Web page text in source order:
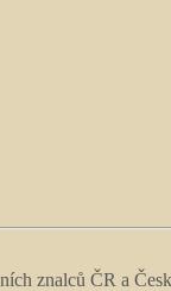
znalců ČR a